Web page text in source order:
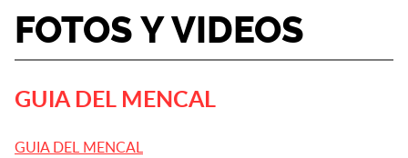
FOTOS Y VIDEOS
GUIA DEL MENCAL
GUIA DEL MENCAL